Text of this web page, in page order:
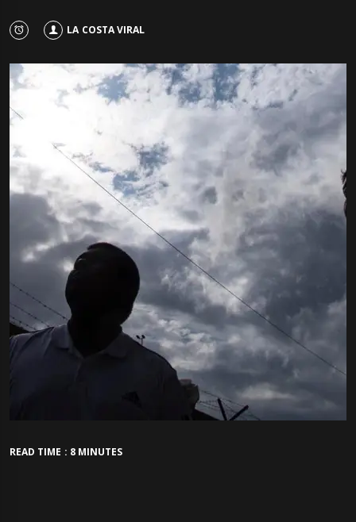
LA COSTA VIRAL
READ TIME : 8 MINUTES